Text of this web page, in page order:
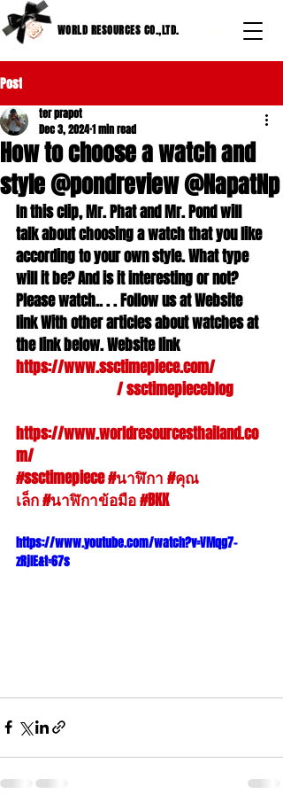
WORLD RESOURCES CO.,LTD.
Post
How to choose a watch and
style @pondreview @NapatNp
ter prapot
Dec 3, 20241 min read
In this clip, Mr. Phat and Mr. Pond will
talk about choosing a watch that you like
according to your own style. What type
will it be? And is it interesting or not?
Please watch.. . . Follow us at Website
link With other articles about watches at
the link below. Website link
https://www.ssctimepiece.com/
/ ssctimepieceblog
https://www.worldresourcesthailand.co
m/ ด้วยคร้าบบ มาชมนาฬิกากันได้
#ssctimepiece#นาฬิกา #คุณ
เล็ก#นาฬิกาข้อมือ#BKK Independent
https://www.youtube.com/watch?v=VMqg7-
zRjIE&t=67s